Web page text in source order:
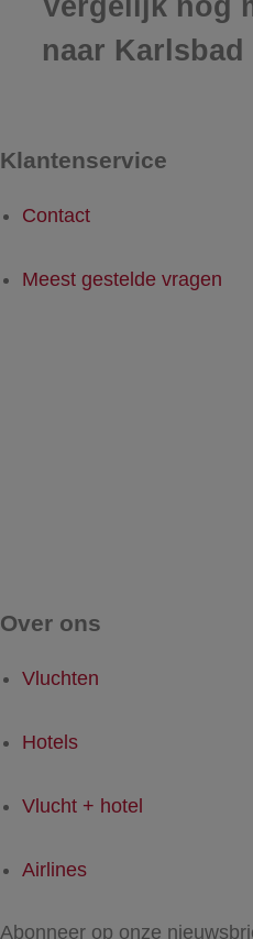
Vergelijk nog
naar Karlsbad
Klantenservice
Contact
Meest gestelde vragen
Over ons
Vluchten
Hotels
Vlucht + hotel
Airlines
Abonneer op onze